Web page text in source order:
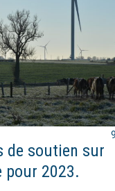
de soutien sur
pour 2023.